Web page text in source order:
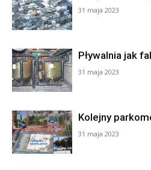
31 maja 2023
Pływalnia jak
31 maja 2023
Kolejny
31 maja 2023